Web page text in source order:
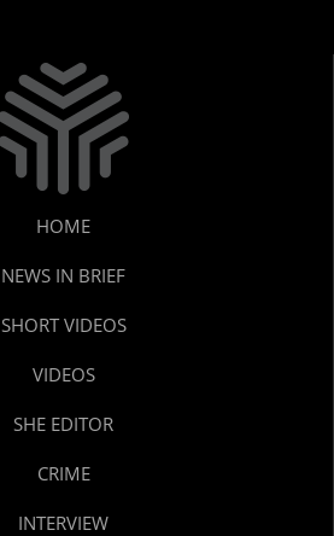
HOME
NEWS IN BRIEF
SHORT VIDEOS
VIDEOS
SHE EDITOR
CRIME
INTERVIEW